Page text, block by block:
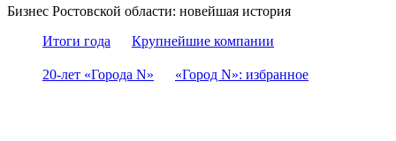
Бизнес Ростовской области: новейшая история
Итоги года
Крупнейшие компании
20-лет «Города N» «Город N»: избранное